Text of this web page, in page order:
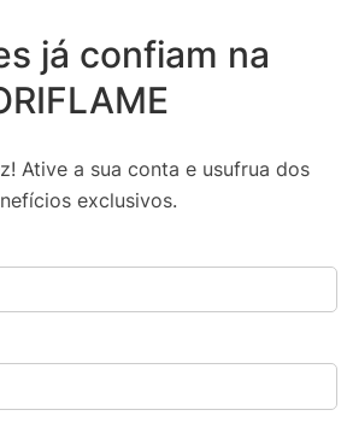
já confiam na
Ative a sua conta e usufrua dos
exclusivos.